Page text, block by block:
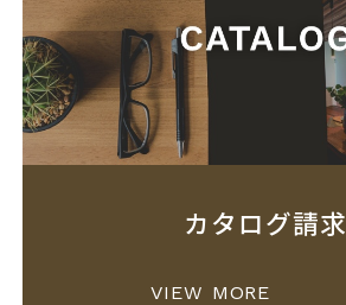
カタログ請求
VIEW MORE